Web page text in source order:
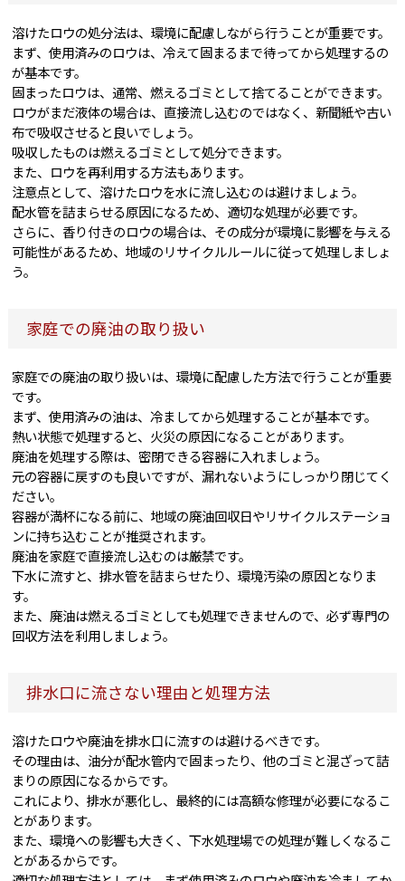
溶けたロウの処分法は、環境に配慮しながら行うことが重要です。
まず、使用済みのロウは、冷えて固まるまで待ってから処理するの
が基本です。
固まったロウは、通常、燃えるゴミとして捨てることができます。
ロウがまだ液体の場合は、直接流し込むのではなく、新聞紙や古い
布で吸収させると良いでしょう。
吸収したものは燃えるゴミとして処分できます。
また、ロウを再利用する方法もあります。
注意点として、溶けたロウを水に流し込むのは避けましょう。
配水管を詰まらせる原因になるため、適切な処理が必要です。
さらに、香り付きのロウの場合は、その成分が環境に影響を与える
可能性があるため、地域のリサイクルルールに従って処理しましょ
う。
家庭での廃油の取り扱い
家庭での廃油の取り扱いは、環境に配慮した方法で行うことが重要
です。
まず、使用済みの油は、冷ましてから処理することが基本です。
熱い状態で処理すると、火災の原因になることがあります。
廃油を処理する際は、密閉できる容器に入れましょう。
元の容器に戻すのも良いですが、漏れないようにしっかり閉じてく
ださい。
容器が満杯になる前に、地域の廃油回収日やリサイクルステーショ
ンに持ち込むことが推奨されます。
廃油を家庭で直接流し込むのは厳禁です。
下水に流すと、排水管を詰まらせたり、環境汚染の原因となりま
す。
また、廃油は燃えるゴミとしても処理できませんので、必ず専門の
回収方法を利用しましょう。
排水口に流さない理由と処理方法
溶けたロウや廃油を排水口に流すのは避けるべきです。
その理由は、油分が配水管内で固まったり、他のゴミと混ざって詰
まりの原因になるからです。
これにより、排水が悪化し、最終的には高額な修理が必要になるこ
とがあります。
また、環境への影響も大きく、下水処理場での処理が難しくなるこ
とがあるからです。